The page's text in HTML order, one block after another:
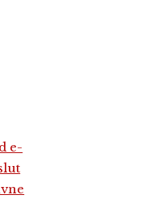
e-